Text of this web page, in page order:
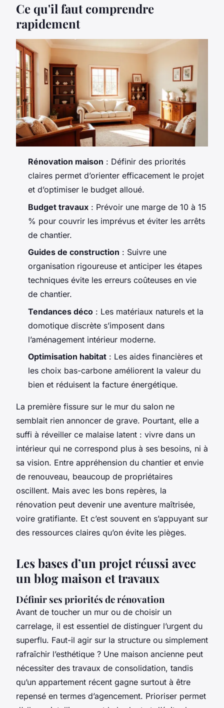
Ce qu'il faut comprendre
rapidement
Rénovation maison : Définir des priorités
claires permet d’orienter efficacement le projet
et d’optimiser le budget alloué.
Budget travaux : Prévoir une marge de 10 à 15
% pour couvrir les imprévus et éviter les arrêts
de chantier.
Guides de construction : Suivre une
organisation rigoureuse et anticiper les étapes
techniques évite les erreurs coûteuses en vie
de chantier.
Tendances déco : Les matériaux naturels et la
domotique discrète s’imposent dans
l’aménagement intérieur moderne.
Optimisation habitat : Les aides financières et
les choix bas-carbone améliorent la valeur du
bien et réduisent la facture énergétique.
La première fissure sur le mur du salon ne
semblait rien annoncer de grave. Pourtant, elle a
suffi à réveiller ce malaise latent : vivre dans un
intérieur qui ne correspond plus à ses besoins, ni à
sa vision. Entre appréhension du chantier et envie
de renouveau, beaucoup de propriétaires
oscillent. Mais avec les bons repères, la
rénovation peut devenir une aventure maîtrisée,
voire gratifiante. Et c’est souvent en s’appuyant sur
des ressources claires qu’on évite les pièges.
Les bases d’un projet réussi avec
un blog maison et travaux
Définir ses priorités de rénovation
Avant de toucher un mur ou de choisir un
carrelage, il est essentiel de distinguer l’urgent du
superflu. Faut-il agir sur la structure ou simplement
rafraîchir l’esthétique ? Une maison ancienne peut
nécessiter des travaux de consolidation, tandis
qu’un appartement récent gagne surtout à être
repensé en termes d’agencement. Prioriser permet